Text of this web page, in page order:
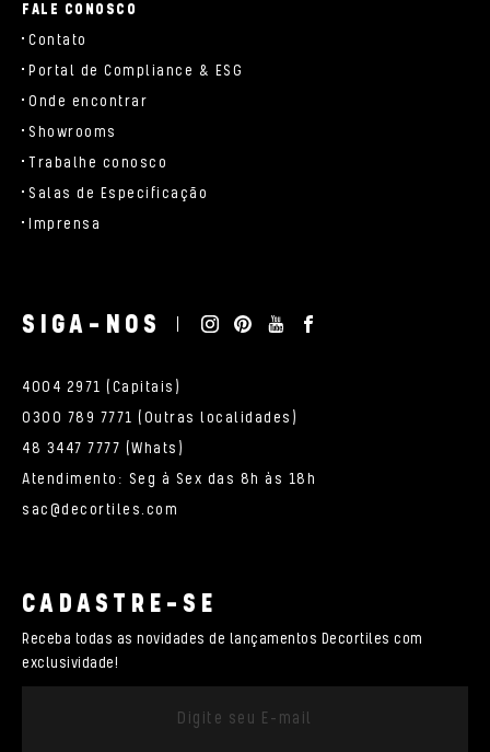
FALE CONOSCO
Contato
Portal de Compliance & ESG
Onde encontrar
Showrooms
Trabalhe conosco
Salas de Especificação
Imprensa
SIGA-NOS
4004 2971 (Capitais)
0300 789 7771 (Outras localidades)
48 3447 7777 (Whats)
Atendimento: Seg à Sex das 8h às 18h
sac@decortiles.com
CADASTRE-SE
Receba todas as novidades de lançamentos Decortiles com
exclusividade!